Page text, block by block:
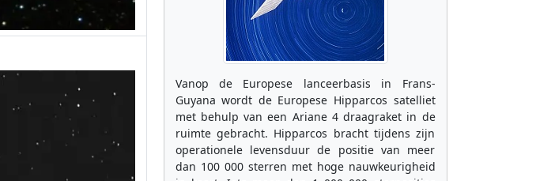
Vanop de Europese lanceerbasis in Frans-
Guyana wordt de Europese Hipparcos satelliet
met behulp van een Ariane 4 draagraket in de
ruimte gebracht. Hipparcos bracht tijdens zijn
operationele levensduur de positie van meer
dan 100 000 sterren met hoge nauwkeurigheid